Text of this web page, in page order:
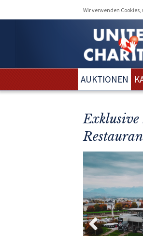
Wir verwenden
AUKTIONEN